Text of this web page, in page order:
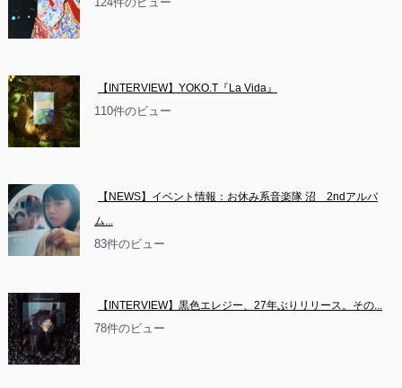
【INTERVIEW】YOKO.T『La Vida』
110件のビュー
【NEWS】イベント情報：お休み系音楽隊 沼　2ndアルバ
ム...
83件のビュー
【INTERVIEW】黒色エレジー、27年ぶりリリース。その...
78件のビュー